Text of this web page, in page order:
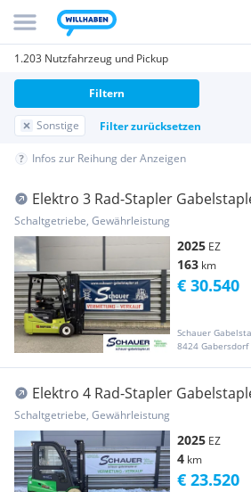
1.203 Nutzfahrzeug und Pickup
Sonstige Filter zurücksetzen
Filtern
Infos zur Reihung der Anzeigen
Elektro 3 Rad-Stapler
Schaltgetriebe, Gewährleistung
2025 EZ
163 km
Schauer
8424 Gabersdorf
€ 30.540
Elektro 4 Rad-Stapler
Schaltgetriebe, Gewährleistung
2025 EZ
4 km
€ 23.520